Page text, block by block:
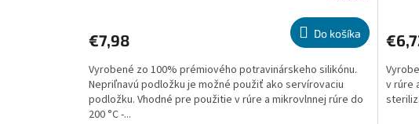
je
z
5
hviezdičiek.
€7,98 Do košíka
Vyrobené zo 100% prémiového potravinárskeho silikónu.
Nepriľnavú podložku je možné použiť ako servírovaciu
podložku. Vhodné pre použitie v rúre a mikrovlnnej rúre do
200 °C -...
je
z
5
v rúre